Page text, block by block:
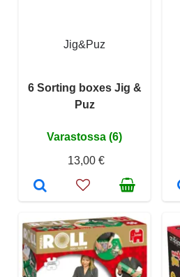
Jig&Puz
6 Sorting boxes Jig &
Puz
Varastossa (6)
13,00 €